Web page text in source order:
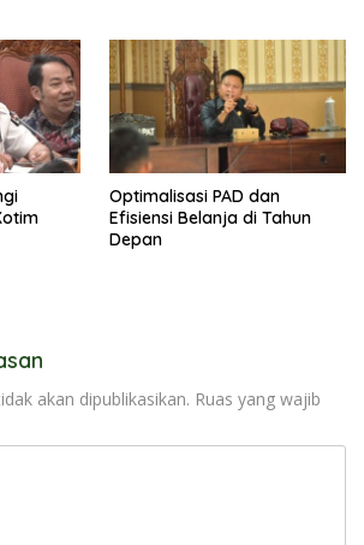
Optimalisasi PAD dan
Efisiensi Belanja di Tahun
Depan
akan dipublikasikan. Ruas yang wajib